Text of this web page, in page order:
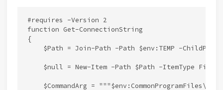
#requires -Version 2
function Get-ConnectionString
{
$Path = Join-Path -Path $env:TEMP -ChildPath
$null = New-Item -Path $Path -ItemType File
$CommandArg =